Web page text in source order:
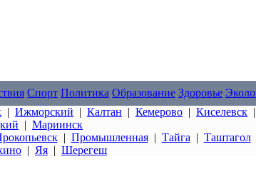
Спорт Политика Образование Здоровье
| Ижморский | Калтан | Кемерово | Киселевск |
| Мариинск
| Промышленная| Тайга | Таштагол
| Яя | Шерегеш